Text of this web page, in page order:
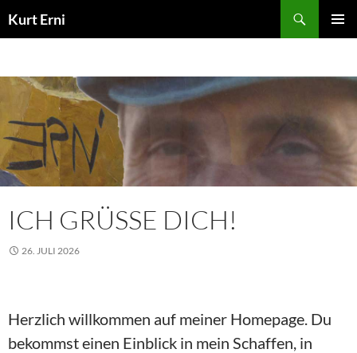
Inhalt
Kurt Erni
ICH GRÜSSE DICH!
26. JULI 2026
Herzlich willkommen auf meiner Homepage. Du
bekommst einen Einblick in mein Schaffen, in